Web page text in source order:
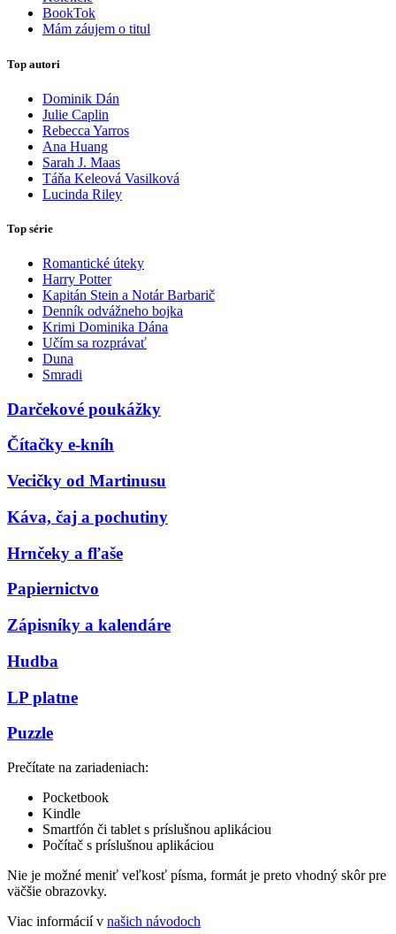
BookTok
Mám záujem o titul
Top autori
Dominik Dán
Julie Caplin
Rebecca Yarros
Ana Huang
Sarah J. Maas
Táňa Keleová Vasilková
Lucinda Riley
Top série
Romantické úteky
Harry Potter
Kapitán Stein a Notár Barbarič
Denník odvážneho bojka
Krimi Dominika Dána
Učím sa rozprávať
Duna
Smradi
Darčekové poukážky
Čítačky e-kníh
Vecičky od Martinusu
Káva, čaj a pochutiny
Hrnčeky a fľaše
Papiernictvo
Zápisníky a kalendáre
Hudba
LP platne
Puzzle
Prečítate na zariadeniach:
Pocketbook
Kindle
Smartfón či tablet s príslušnou aplikáciou
Počítač s príslušnou aplikáciou
Nie je možné meniť veľkosť písma, formát je preto vhodný skôr pre
väčšie obrazovky.
Viac informácií v našich návodoch